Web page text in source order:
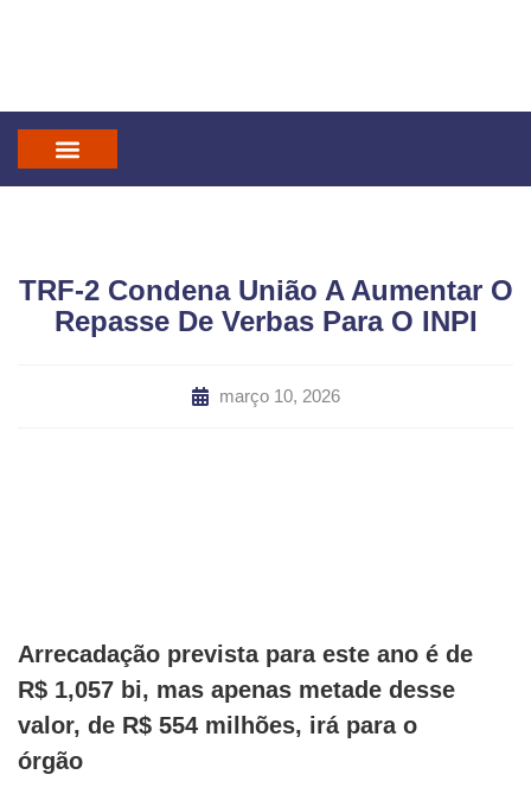
TRF-2 Condena União A Aumentar O
Repasse De Verbas Para O INPI
março 10, 2026
Arrecadação prevista para este ano é de
R$ 1,057 bi, mas apenas metade desse
valor, de R$ 554 milhões, irá para o
órgão